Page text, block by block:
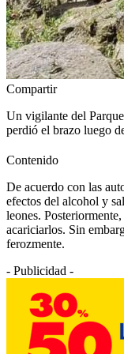
Compartir
Un vigilante del
perdió el brazo luego
Contenido
De acuerdo con las
efectos del alcohol y
leones.
acariciarlos. Sin
ferozmente.
- Publicidad -